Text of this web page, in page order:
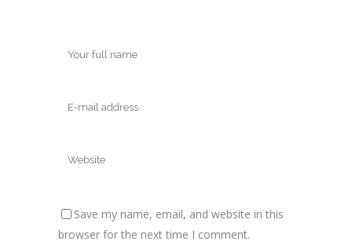
Save my name, email, and website in this
browser for the next time I comment.